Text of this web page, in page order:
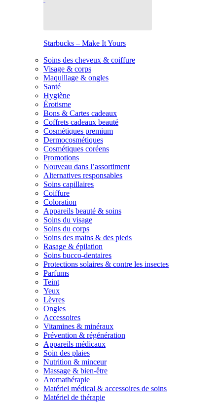
Starbucks – Make It Yours
Soins des cheveux & coiffure
Visage & corps
Maquillage & ongles
Santé
Hygiène
Érotisme
Bons & Cartes cadeaux
Coffrets cadeaux beauté
Cosmétiques premium
Dermocosmétiques
Cosmétiques coréens
Promotions
Nouveau dans l’assortiment
Alternatives responsables
Soins capillaires
Coiffure
Coloration
Appareils beauté & soins
Soins du visage
Soins du corps
Soins des mains & des pieds
Rasage & épilation
Soins bucco-dentaires
Protections solaires & contre les insectes
Parfums
Teint
Yeux
Lèvres
Ongles
Accessoires
Vitamines & minéraux
Prévention & régénération
Appareils médicaux
Soin des plaies
Nutrition & minceur
Massage & bien-être
Aromathérapie
Matériel médical & accessoires de soins
Matériel de thérapie